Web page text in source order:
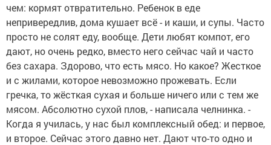
чем: кормят отвратительно. Ребенок в еде
непривередлив, дома кушает всё - и каши, и супы. Часто
просто не солят еду, вообще. Дети любят компот, его
дают, но очень редко, вместо него сейчас чай и часто
без сахара. Здорово, что есть мясо. Но какое? Жесткое
и с жилами, которое невозможно прожевать. Если
гречка, то жёсткая сухая и больше ничего или с тем же
мясом. Абсолютно сухой плов, - написала челнинка. -
Когда я училась, у нас был комплексный обед: и первое,
и второе. Сейчас этого давно нет. Дают что-то одно и